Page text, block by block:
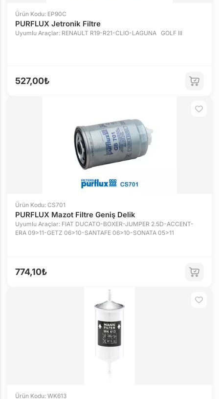
Ürün Kodu: EP90C
PURFLUX Jetronik Filtre
Uyumlu Araçlar: RENAULT R19-R21-CLIO-LAGUNA GOLF III
527,00₺
Ürün Kodu: CS701
PURFLUX Mazot Filtre Geniş Delik
Uyumlu Araçlar: FIAT DUCATO-BOXER-JUMPER 2.5D-ACCENT-
ERA 09>11-GETZ 06>10-SANTAFE 06>10-SONATA 05>11
774,10₺
Ürün Kodu: WK613